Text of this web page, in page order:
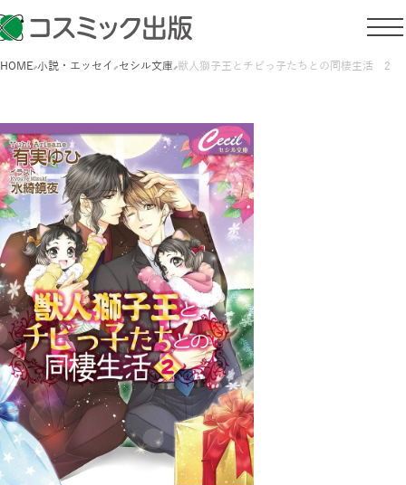
HOME 小説・エッセイ セシル文庫 獣人獅子王とチビっ子たちとの同棲生活 2